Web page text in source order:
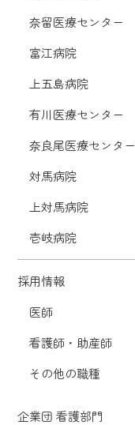
奈留医療センター
富江病院
上五島病院
有川医療センター
奈良尾医療センター
対馬病院
上対馬病院
壱岐病院
採用情報
医師
看護師・助産師
その他の職種
企業団 看護部門